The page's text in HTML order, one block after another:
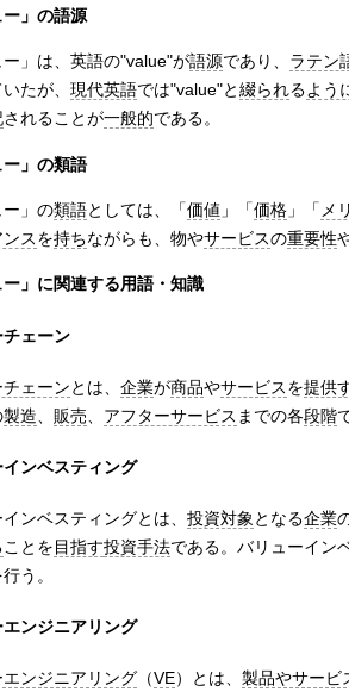
ー」の語源
ー」は、英語の"value"が語源であり、 ラテン
たが、 現代英語では"value"と綴られるよう
されることが一般的である。
ー」の類語
ー」の類語としては、「価値 」「価格」「 メ
スを持ちながらも、物やサービスの重要性
ー」に関連する用語・知識
ェーン
ェーンとは、 企業が商品やサービスを提供
製造 販売 アフターサービス までの各段階
ンベスティング
ンベスティングとは、 投資対象 となる企業
ことを目指す投資手法である。バリューイン
う。
ンジニアリング
ンジニアリング（VE）とは、 製品やサービ